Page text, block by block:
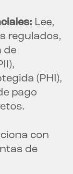
Lee,
regulados,
de
(PHI),
pago
con
de